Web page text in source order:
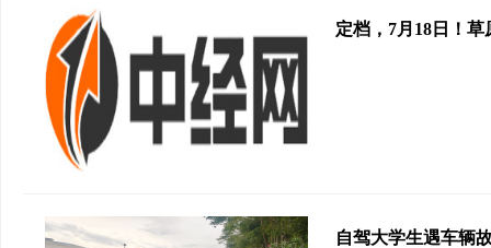
定档，7月18日！
自驾大学生遇车辆